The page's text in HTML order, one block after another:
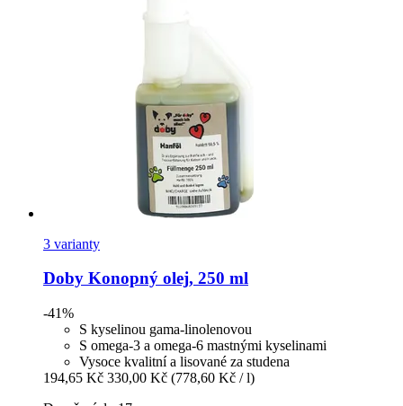
3 varianty
Doby Konopný olej, 250 ml
-41%
S kyselinou gama-linolenovou
S omega-3 a omega-6 mastnými kyselinami
Vysoce kvalitní a lisované za studena
194,65 Kč 330,00 Kč (778,60 Kč / l)